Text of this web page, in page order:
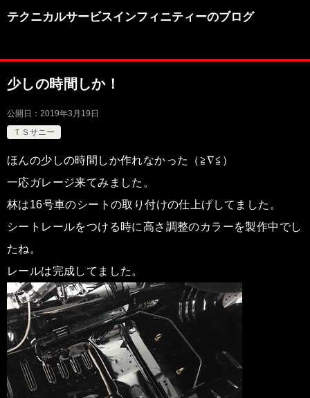
テクニカルサービスインフィニティーのブログ
少しの時間しか！
公開日： 2019年3月19日
ＴＳサニー
ほんの少しの時間しか作れなかった（≧∇≦）
一応ガレージ来てみました。
林は16号車のシートの取り付けの仕上げしてました。
シートレールをつける時に高さ調整のカラーを製作中でし
たね。
レールは完成してました。